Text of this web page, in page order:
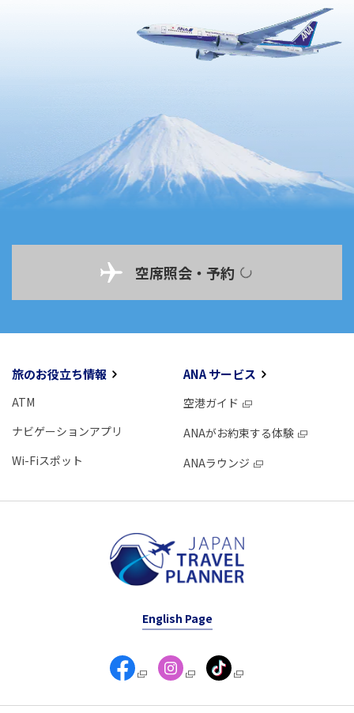
空席照会・予約
旅のお役立ち情報
ATM
ナビゲーションアプリ
Wi-Fiスポット
ANA サービス
空港ガイド
ANAがお約束する体験
ANAラウンジ
English Page